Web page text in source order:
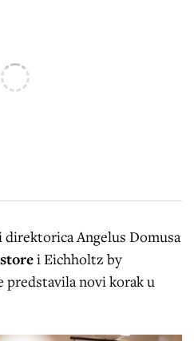
direktorica Angelus Domusa
i Eichholtz by
predstavila novi korak u